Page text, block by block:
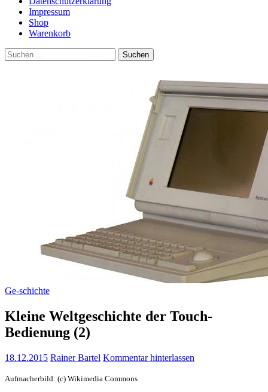
Impressum
Shop
Warenkorb
Suchen
nach:
Ge-schichte
Kleine Weltgeschichte der Touch-
Bedienung (2)
18.12.2015 Rainer Bartel Kommentar hinterlassen
Aufmacherbild: (c) Wikimedia Commons